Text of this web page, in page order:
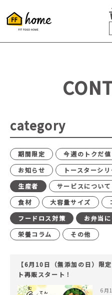
category
期間限定 今週のトクだ値
お知らせ
トースターシリ
生産者
サービスについて
食材
大容量サイズ
フードロス対策
お弁当
栄養コラム
その他
【6月10日（無添加の日）限
ト再販スタート！
6月